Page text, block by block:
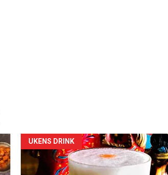
Forsiden
akkurat
UKENS DRINK